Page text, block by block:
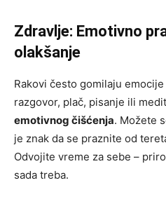
Zdravlje: Emotivno
olakšanje
Rakovi često gomilaju
razgovor, plač, pisanje ili
emotivnog čišćenja. Možete
je znak da se praznite od
Odvojite vreme za sebe –
sada treba.